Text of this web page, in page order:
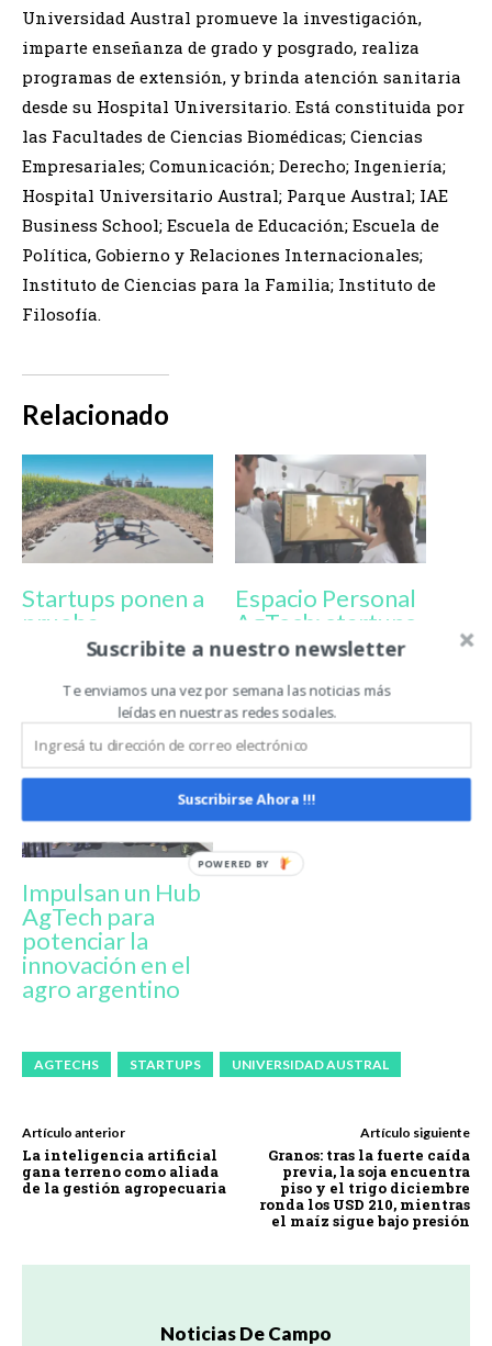
Universidad Austral promueve la investigación,
imparte enseñanza de grado y posgrado, realiza
programas de extensión, y brinda atención sanitaria
desde su Hospital Universitario. Está constituida por
las Facultades de Ciencias Biomédicas; Ciencias
Empresariales; Comunicación; Derecho; Ingeniería;
Hospital Universitario Austral; Parque Austral; IAE
Business School; Escuela de Educación; Escuela de
Política, Gobierno y Relaciones Internacionales;
Instituto de Ciencias para la Familia; Instituto de
Filosofía.
Relacionado
Startups ponen a
prueba
tecnología en el
Espacio Personal
AgTech: startups
y universidades
tecnológico en
Expoagro
Impulsan un Hub
AgTech para
potenciar la
innovación en el
agro argentino
AGTECHS STARTUPS UNIVERSIDAD AUSTRAL
Artículo anterior
La inteligencia artificial
gana terreno como aliada
de la gestión agropecuaria
Artículo siguiente
Granos: tras la fuerte caída
previa, la soja encuentra
piso y el trigo diciembre
ronda los USD 210, mientras
el maíz sigue bajo presión
Noticias De Campo
Suscribite a nuestro newsletter
Te enviamos una vez por semana las noticias más
leídas en nuestras redes sociales.
Suscribirse Ahora !!!